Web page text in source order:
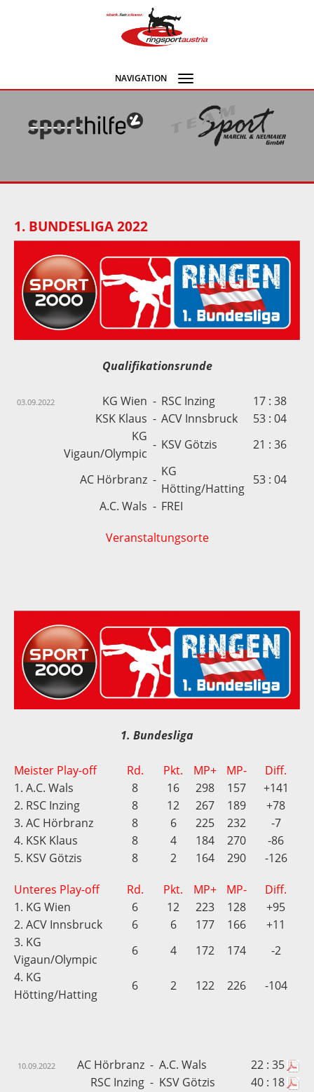
NAVIGATION
Navigation
1. BUNDESLIGA 2022
Qualifikationsrunde
03.09.2022 KG Wien - RSC Inzing
17 : 38
KSK Klaus - ACV Innsbruck
53 : 04
KG
Vigaun/Olympic
- KSV Götzis 21 : 36
AC Hörbranz -
KG
Hötting/Hatting
53 : 04
A.C. Wals - FREI
Veranstaltungsorte
1. Bundesliga
Meister Play-off Rd. Pkt. MP+ MP-
Diff.
1. A.C. Wals
8 16 298 157
+141
2. RSC Inzing
8 12 267 189
+78
3. AC Hörbranz
8 6 225 232
-7
4. KSK Klaus
8 4 184 270
-86
5. KSV Götzis
8 2 164 290 -126
Unteres Play-off Rd. Pkt. MP+ MP-
Diff.
1. KG Wien
6 12 223 128
+95
2. ACV Innsbruck
6 6 177 166
+11
3. KG
Vigaun/Olympic
6 4 172 174
-2
4. KG
Hötting/Hatting
6 2 122 226 -104
10.09.2022 AC Hörbranz - A.C. Wals
22 : 35
RSC Inzing - KSV Götzis 40 : 18